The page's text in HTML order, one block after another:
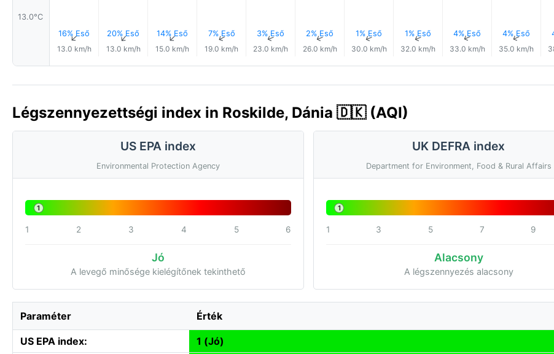
13.0°C
16% Eső
↑
13.0 km/h
20% Eső
↑
13.0 km/h
14% Eső
↑
15.0 km/h
7% Eső
↑
19.0 km/h
3% Eső
↑
23.0 km/h
2% Eső
↑
26.0 km/h
1% Eső
↑
30.0 km/h
1% Eső
↑
32.0 km/h
4% Eső
↑
33.0 km/h
4% Eső
↑
35.0 km/h
Légszennyezettségi index in Roskilde, Dánia 🇩🇰 (AQI)
US EPA index
Environmental Protection Agency
1
1 2 3 4 5 6
Jó
A levegő minősége kielégítőnek tekinthető
UK DEFRA index
Department for Environment, Food & Rural Affairs
1
1 3 5 7 9
Alacsony
A légszennyezés alacsony
Paraméter Érték
US EPA index:
1 (Jó)